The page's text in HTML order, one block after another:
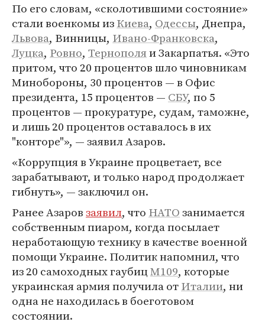
По его словам, «сколотившими состояние»
стали военкомы изКиева, Одессы, Днепра,
Львова, Винницы, Ивано-Франковска,
Луцка, Ровно, Тернополяи Закарпатья. «Это
притом, что 20 процентов шло чиновникам
Минобороны, 30 процентов — в Офис
президента, 15 процентов — СБУ, по 5
процентов — прокуратуре, судам, таможне,
и лишь 20 процентов оставалось в их
"конторе"», — заявил Азаров.
«Коррупция в Украине процветает, все
зарабатывают, и только народ продолжает
гибнуть», — заключил он.
Ранее Азаровзаявил, что НАТОзанимается
собственным пиаром, когда посылает
неработающую технику в качестве военной
помощи Украине. Политик напомнил, что
из 20 самоходных гаубицM109, которые
украинская армия получила отИталии, ни
одна не находилась в боеготовом
состоянии.